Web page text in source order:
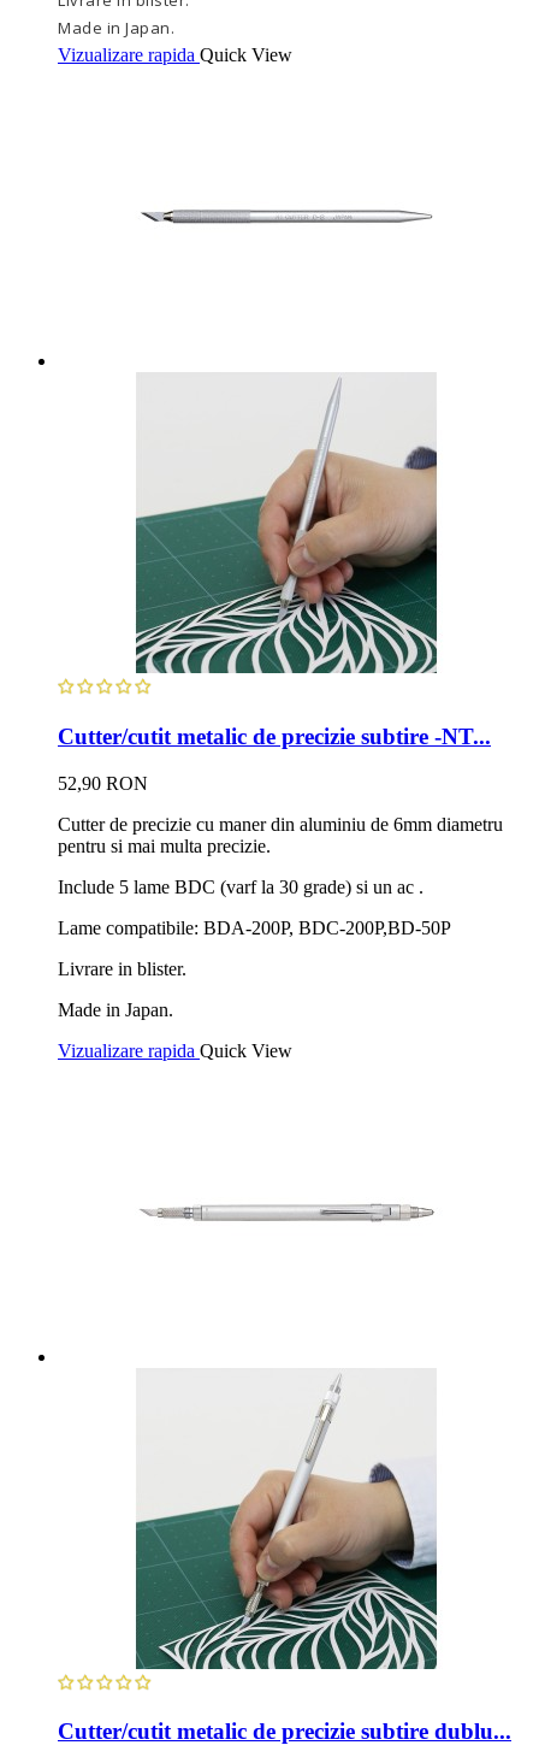
Made in Japan.
Vizualizare rapida Quick View
Cutter/cutit metalic de precizie subtire -NT...
52,90 RON
Cutter de precizie cu maner din aluminiu de 6mm diametru
pentru si mai multa precizie.
Include 5 lame BDC (varf la 30 grade) si un ac .
Lame compatibile: BDA-200P, BDC-200P,BD-50P
Livrare in blister.
Made in Japan.
Vizualizare rapida Quick View
Cutter/cutit metalic de precizie subtire dublu...